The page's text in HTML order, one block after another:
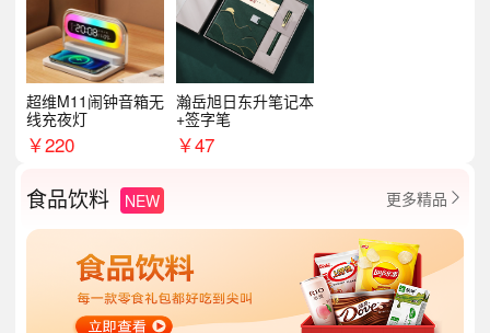
超维M11闹钟音箱无
线充夜灯
￥220
瀚岳旭日东升笔记本
+签字笔
￥47
食品饮料 NEW 更多精品 